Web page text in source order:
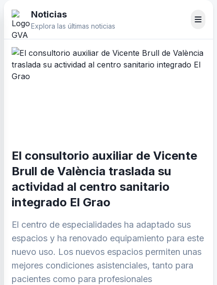
Noticias
Explora las últimas noticias
El consultorio auxiliar de Vicente
Brull de València traslada su
actividad al centro sanitario
integrado El Grao
El centro de especialidades ha adaptado sus
espacios y ha renovado equipamiento para este
nuevo uso. Los nuevos espacios permiten unas
mejores condiciones asistenciales, tanto para
pacientes como para profesionales